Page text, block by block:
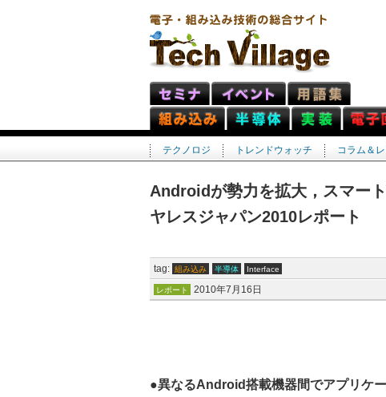
テクノロジ トレンドウォッチ コラム＆
Androidが勢力を拡大，スマー
ヤレスジャパン2010レポート
tag: 組み込み 半導体 Interface
レポート 2010年7月16日
●異なるAndroid搭載機器間でアプリケ